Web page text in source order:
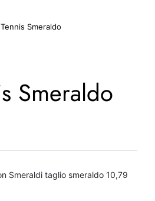
Smeraldo
Smeraldo
Smeraldi taglio smeraldo 10,79